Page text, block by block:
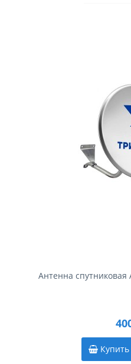
Антенна
Купить